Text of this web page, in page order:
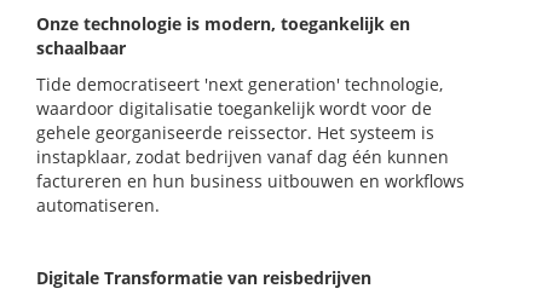
Onze technologie is modern, toegankelijk en
schaalbaar
Tide democratiseert 'next generation' technologie,
waardoor digitalisatie toegankelijk wordt voor de
gehele georganiseerde reissector. Het systeem is
instapklaar, zodat bedrijven vanaf dag één kunnen
factureren en hun business uitbouwen en workflows
automatiseren.
Digitale Transformatie van reisbedrijven